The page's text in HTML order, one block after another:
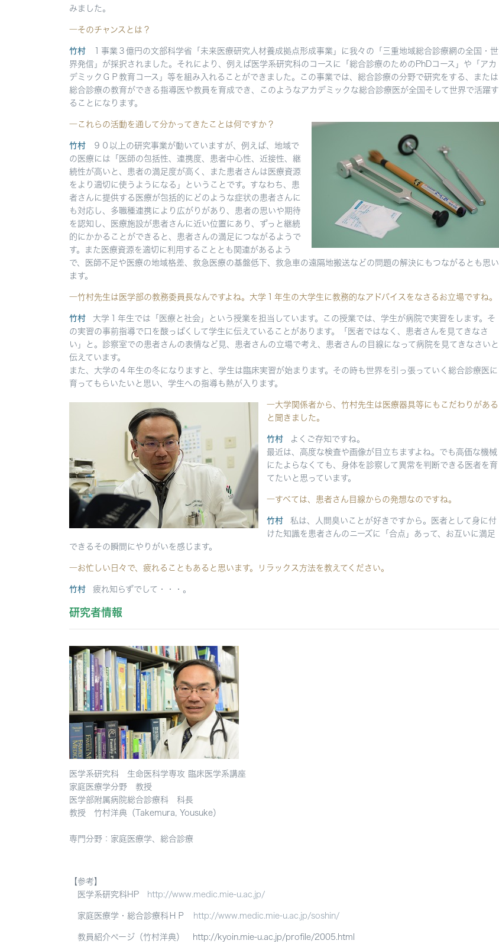
みました。
―そのチャンスとは？
竹村
１事業３億円の文部科学省「未来医療研究人材養成拠点形成事業」に我々の「三重地域総合診療網の全国・世
界発信」が採択されました。それにより、例えば医学系研究科のコースに「総合診療のためのPhDコース」や「アカ
デミックＧＰ教育コース」等を組み入れることができました。この事業では、総合診療の分野で研究をする、または
総合診療の教育ができる指導医や教員を育成でき、このようなアカデミックな総合診療医が全国そして世界で活躍す
ることになります。
―これらの活動を通して分かってきたことは何ですか？
竹村
９０以上の研究事業が動いていますが、例えば、地域で
の医療には「医師の包括性、連携度、患者中心性、近接性、継
続性が高いと、患者の満足度が高く、また患者さんは医療資源
をより適切に使うようになる」ということです。すなわち、患
者さんに提供する医療が包括的にどのような症状の患者さんに
も対応し、多職種連携により広がりがあり、患者の思いや期待
を認知し、医療施設が患者さんに近い位置にあり、ずっと継続
的にかかることができると、患者さんの満足につながるようで
す。また医療資源を適切に利用することとも関連があるよう
で、医師不足や医療の地域格差、救急医療の基盤低下、救急車の遠隔地搬送などの問題の解決にもつながるとも思い
ます。
―竹村先生は医学部の教務委員長なんですよね。大学１年生の大学生に教務的なアドバイスをなさるお立場ですね。
竹村
大学１年生では「医療と社会」という授業を担当しています。この授業では、学生が病院で実習をします。そ
の実習の事前指導で口を酸っぱくして学生に伝えていることがあります。「医者ではなく、患者さんを見てきなさ
い」と。診察室での患者さんの表情など見、患者さんの立場で考え、患者さんの目線になって病院を見てきなさいと
伝えています。
また、大学の４年生の冬になりますと、学生は臨床実習が始まります。その時も世界を引っ張っていく総合診療医に
育ってもらいたいと思い、学生への指導も熱が入ります。
―大学関係者から、竹村先生は医療器具等にもこだわりがある
と聞きました。
竹村
よくご存知ですね。
最近は、高度な検査や画像が目立ちますよね。でも高価な機械
にたよらなくても、身体を診察して異常を判断できる医者を育
てたいと思っています。
―すべては、患者さん目線からの発想なのですね。
竹村
私は、人間臭いことが好きですから。医者として身に付
けた知識を患者さんのニーズに「合点」あって、お互いに満足
できるその瞬間にやりがいを感じます。
―お忙しい日々で、疲れることもあると思います。リラックス方法を教えてください。
竹村 疲れ知らずでして・・・。
研究者情報
医学系研究科 生命医科学専攻 臨床医学系講座
家庭医療学分野 教授
医学部附属病院総合診療科 科長
教授 竹村洋典（Takemura, Yousuke）
専門分野 ：家庭医療学、総合診療
【参考】
医学系研究科HP
http://www.medic.mie-u.ac.jp/
家庭医療学・総合診療科ＨＰ http://www.medic.mie-u.ac.jp/soshin/
教員紹介ページ（竹村洋典） http://kyoin.mie-u.ac.jp/profile/2005.html